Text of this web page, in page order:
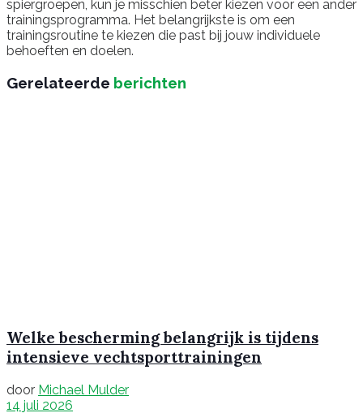
spiergroepen, kun je misschien beter kiezen voor een ander
trainingsprogramma. Het belangrijkste is om een
trainingsroutine te kiezen die past bij jouw individuele
behoeften en doelen.
Gerelateerde berichten
Welke bescherming belangrijk is tijdens
intensieve vechtsporttrainingen
door Michael Mulder
14 juli 2026